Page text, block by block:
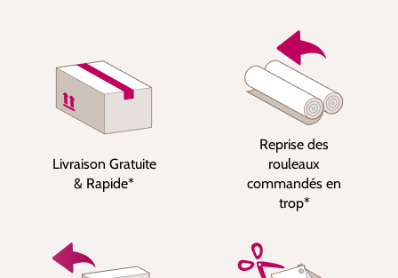
Livraison Gratuite
& Rapide*
Reprise des
rouleaux
commandés en
trop*